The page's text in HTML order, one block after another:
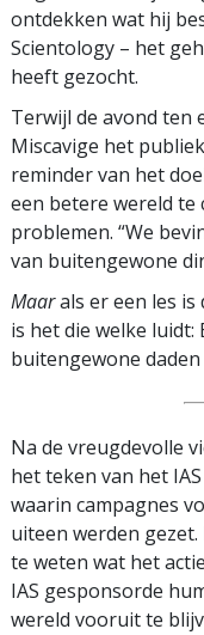
ontdekken wat hij
Scientology – het
heeft gezocht.
Terwijl de avond ten
Miscavige het
reminder van het
een betere wereld te
problemen. “We
van buitengewone
Maarals er een les is
is het die welke
buitengewone
Na de vreugdevolle
het teken van het
waarin campagnes
uiteen werden
te weten wat het
IAS gesponsorde
wereld vooruit te